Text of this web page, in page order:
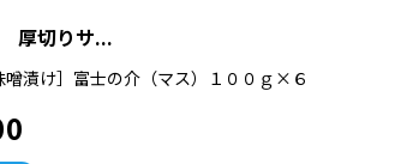
厚切りサ...
漬け］富士の介（マス）１００ｇ×６